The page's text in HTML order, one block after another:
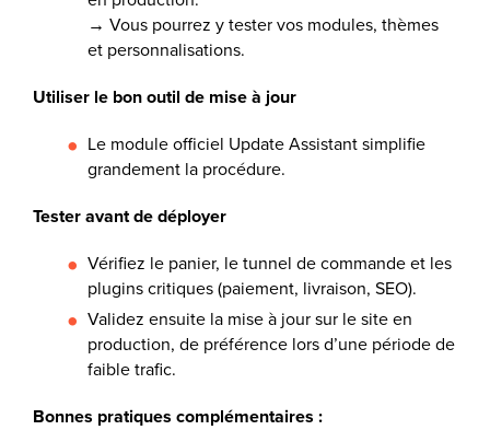
→ Vous pourrez y tester vos modules, thèmes
et personnalisations.
Utiliser le bon outil de mise à jour
Le module officiel Update Assistant simplifie
grandement la procédure.
Tester avant de déployer
Vérifiez le panier, le tunnel de commande et les
plugins critiques (paiement, livraison, SEO).
Validez ensuite la mise à jour sur le site en
production, de préférence lors d’une période de
faible trafic.
Bonnes pratiques complémentaires :